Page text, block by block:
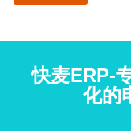
快麦ERP-
化的